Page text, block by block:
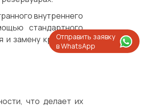
Отправить заявку
в WhatsApp
внутреннего
стандартного
и замену крепежа в
что делает их